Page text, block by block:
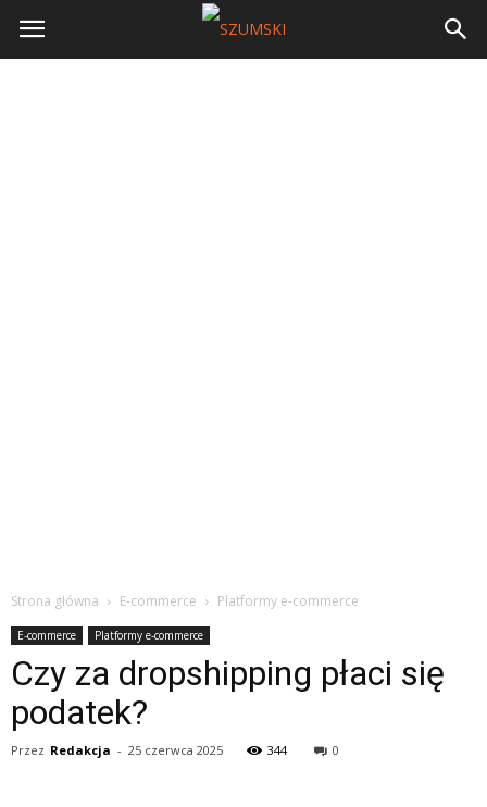
Strona główna E-commerce Platformy e-commerce
E-commerce Platformy e-commerce
Czy za dropshipping płaci się
podatek?
Przez Redakcja - 25 czerwca 2025 344 0